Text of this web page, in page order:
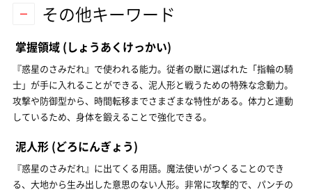
その他キーワード
掌握領域 (しょうあくけっかい)
『惑星のさみだれ』で使われる能力。従者の獣に選ばれた「指輪の騎
士」が手に入れることができる、泥人形と戦うための特殊な念動力。
攻撃や防御型から、時間転移までさまざまな特性がある。体力と連動
しているため、身体を鍛えることで強化できる。
泥人形 (どろにんぎょう)
『惑星のさみだれ』に出てくる用語。魔法使いがつくることのでき
る、大地から生み出した意思のない人形。非常に攻撃的で、パンチの